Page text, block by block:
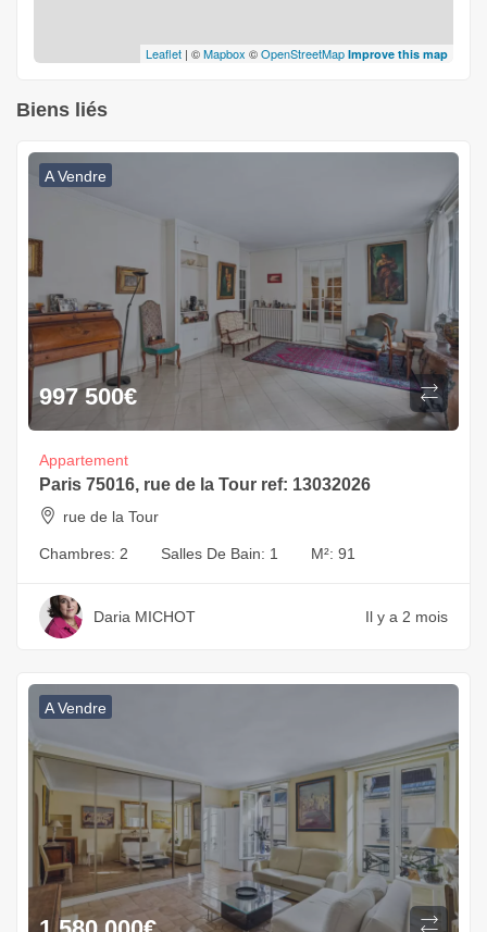
Leaflet | ©Mapbox ©OpenStreetMap Improve this map
Biens liés
A Vendre
997 500€
Appartement
Paris 75016, rue de la Tour ref: 13032026
rue de la Tour
Chambres: 2 Salles De Bain: 1 M²: 91
Daria MICHOT Il y a 2 mois
A Vendre